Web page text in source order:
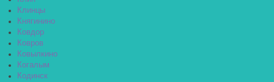
Клинцы
Княгинино
Ковдор
Ковров
Ковылкино
Когалым
Кодинск